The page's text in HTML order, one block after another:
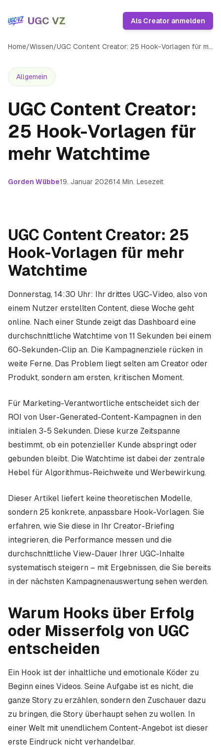
UGC VZ Als Creator anmelden
Home/Wissen/ UGC Content Creator: 25 Hook-Vorlagen für mehr Watchtime
Allgemein
UGC Content Creator:
25 Hook-Vorlagen für
mehr Watchtime
Gorden Wübbe19. Januar 202614 Min. Lesezeit
UGC Content Creator: 25
Hook-Vorlagen für mehr
Watchtime
Donnerstag, 14:30 Uhr: Ihr drittes UGC-Video, also von
einem Nutzer erstellten Content, diese Woche geht
online. Nach einer Stunde zeigt das Dashboard eine
durchschnittliche Watchtime von 11 Sekunden bei einem
60-Sekunden-Clip an. Die Kampagnenziele rücken in
weite Ferne. Das Problem liegt selten am Creator oder
Produkt, sondern am ersten, kritischen Moment.
Für Marketing-Verantwortliche entscheidet sich der
ROI von User-Generated-Content-Kampagnen in den
initialen 3-5 Sekunden. Diese kurze Zeitspanne
bestimmt, ob ein potenzieller Kunde abspringt oder
gebunden bleibt. Die Watchtime ist dabei der zentrale
Hebel für Algorithmus-Reichweite und Werbewirkung.
Dieser Artikel liefert keine theoretischen Modelle,
sondern 25 konkrete, anpassbare Hook-Vorlagen. Sie
erfahren, wie Sie diese in Ihr Creator-Briefing
integrieren, die Performance messen und die
durchschnittliche View-Dauer Ihrer UGC-Inhalte
systematisch steigern – mit Ergebnissen, die Sie bereits
in der nächsten Kampagnenauswertung sehen werden.
Warum Hooks über Erfolg
oder Misserfolg von UGC
entscheiden
Ein Hook ist der inhaltliche und emotionale Köder zu
Beginn eines Videos. Seine Aufgabe ist es nicht, die
ganze Story zu erzählen, sondern den Zuschauer dazu
zu bringen, die Story überhaupt sehen zu wollen. In
einer Welt mit unendlichem Content-Angebot ist dieser
erste Eindruck nicht verhandelbar.